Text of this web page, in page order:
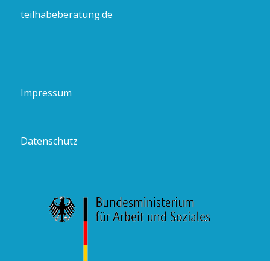
teilhabeberatung.de
Impressum
Datenschutz